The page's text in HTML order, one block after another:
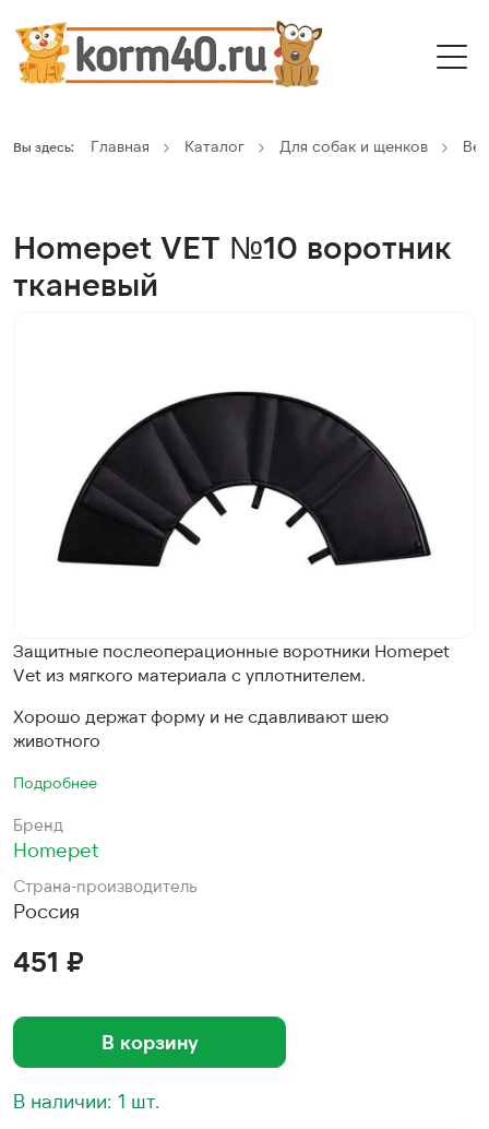
Вы здесь: Главная Каталог Для собак и щенков
Homepet VET №10 воротник
тканевый
Защитные послеоперационные воротники Homepet
Vet из мягкого материала с уплотнителем.
Хорошо держат форму и не сдавливают шею
животного
Подробнее
Бренд
Homepet
Страна-производитель
Россия
451 ₽
В корзину
В наличии: 1 шт.